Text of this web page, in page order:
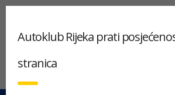
Autoklub Rijeka prati
stranica